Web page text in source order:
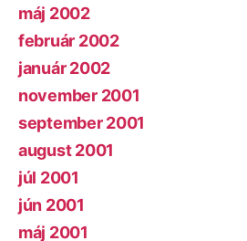
máj 2002
február 2002
január 2002
november 2001
september 2001
august 2001
júl 2001
jún 2001
máj 2001